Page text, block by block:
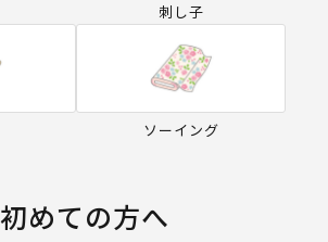
刺し子
ソーイング
初めての方へ